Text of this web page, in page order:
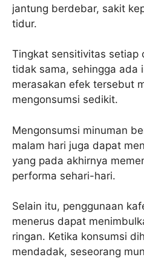
jantung berdebar, sakit
tidur.
Tingkat sensitivitas setiap
tidak sama, sehingga ada
merasakan efek tersebut
mengonsumsi sedikit.
Mengonsumsi minuman
malam hari juga dapat
yang pada akhirnya
performa sehari-hari.
Selain itu, penggunaan
menerus dapat
ringan. Ketika konsumsi
mendadak, seseorang